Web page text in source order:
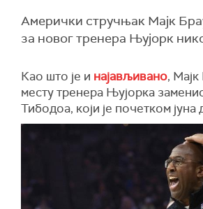
Амерички стручњак Мајк
за новог тренера Њујорк
Као што је и најављивано, Мајк
месту тренера Њујорка
Тибодоа, који је почетком јуна